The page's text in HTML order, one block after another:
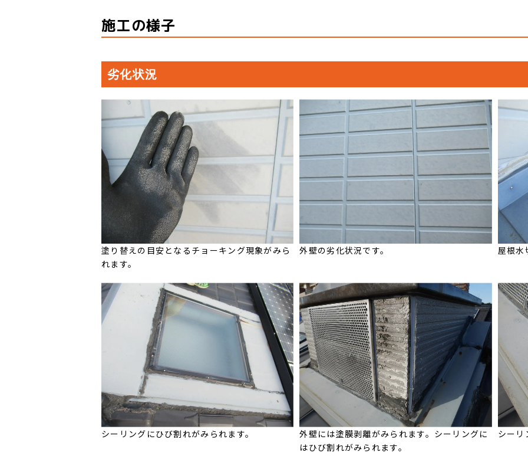
施工の様子
劣化状況
塗り替えの目安となるチョーキング現象がみら
れます。
外壁の劣化状況です。 屋根水
シーリングにひび割れがみられます。
外壁には塗膜剥離がみられます。シーリングに
はひび割れがみられます。
シーリ